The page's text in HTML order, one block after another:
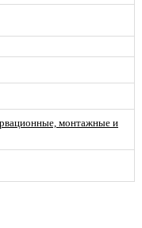
монтажные и